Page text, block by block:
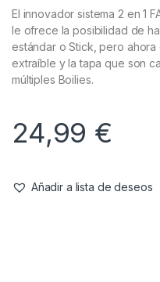
El innovador sistema 2 en 1
le ofrece la posibilidad de
estándar o Stick, pero
extraíble y la tapa que son
múltiples Boilies.
24,99 €
Añadir a lista de deseos